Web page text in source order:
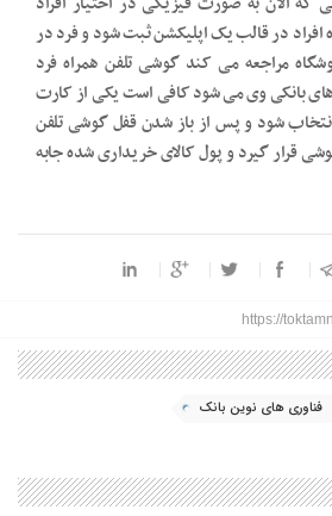
در قالب یک اپلیکشن ثبت شود و فرد در
مراجعه می کند گوشی تلفن همراه فرد
بانکی وی می شود کافی است یکی از کارت
شود و پس از باز شدن قفل گوشی تلفن
قرار گیرد و پول کالای خریداری شده جابه
https://
فناوری های نوین بانک